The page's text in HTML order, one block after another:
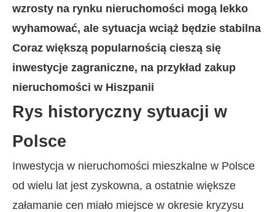
wzrosty na rynku nieruchomości mogą lekko
wyhamować, ale sytuacja wciąż będzie stabilna
Coraz większą popularnością cieszą się
inwestycje zagraniczne, na przykład zakup
nieruchomości w Hiszpanii
Rys historyczny sytuacji w
Polsce
Inwestycja w nieruchomości mieszkalne w Polsce
od wielu lat jest zyskowna, a ostatnie większe
załamanie cen miało miejsce w okresie kryzysu